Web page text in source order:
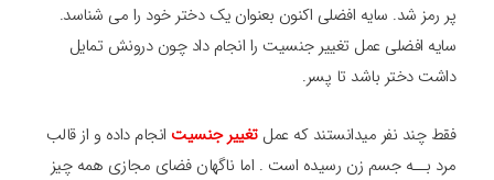
پر رمز شد. سایه افضلی اکنون بعنوان یک دختر خود را می شناسد.
سایه افضلی عمل تغییر جنسیت را انجام داد چون درونش تمایل
داشت دختر باشد تا پسر.
فقط چند نفر میدانستند که عملتغییر جنسیت انجام داده و از قالب
مرد بــه جسم زن رسیده است . اما ناگهان فضای مجازی همه چیز